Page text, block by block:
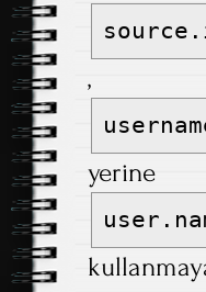
,
yerine